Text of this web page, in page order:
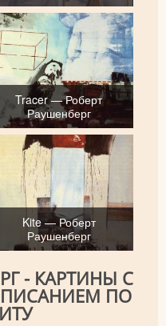
Tracer — Роберт
Раушенберг
Kite — Роберт
Раушенберг
- КАРТИНЫ С
ПО